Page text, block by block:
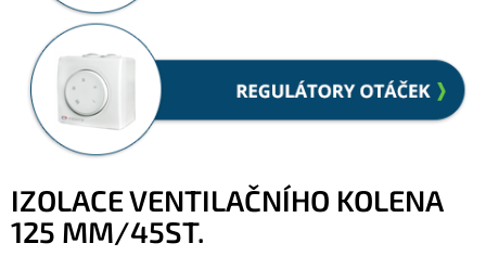
IZOLACE VENTILAČNÍHO KOLENA
125 MM/45ST.